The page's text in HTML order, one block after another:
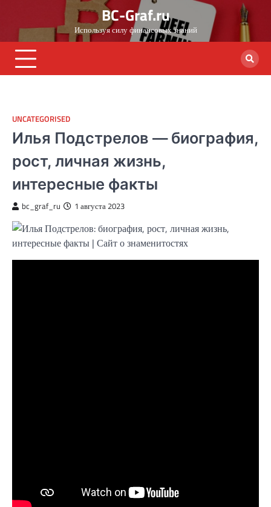
content
BC-Graf.ru
Используя силу финансовых знаний
UNCATEGORISED
Илья Подстрелов — биография,
рост, личная жизнь,
интересные факты
bc_graf_ru 1 августа 2023